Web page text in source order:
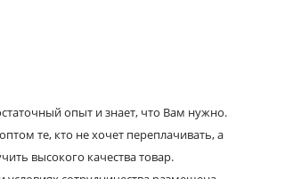
опыт и знает, что Вам нужно.
те, кто не хочет переплачивать, а
высокого качества товар.